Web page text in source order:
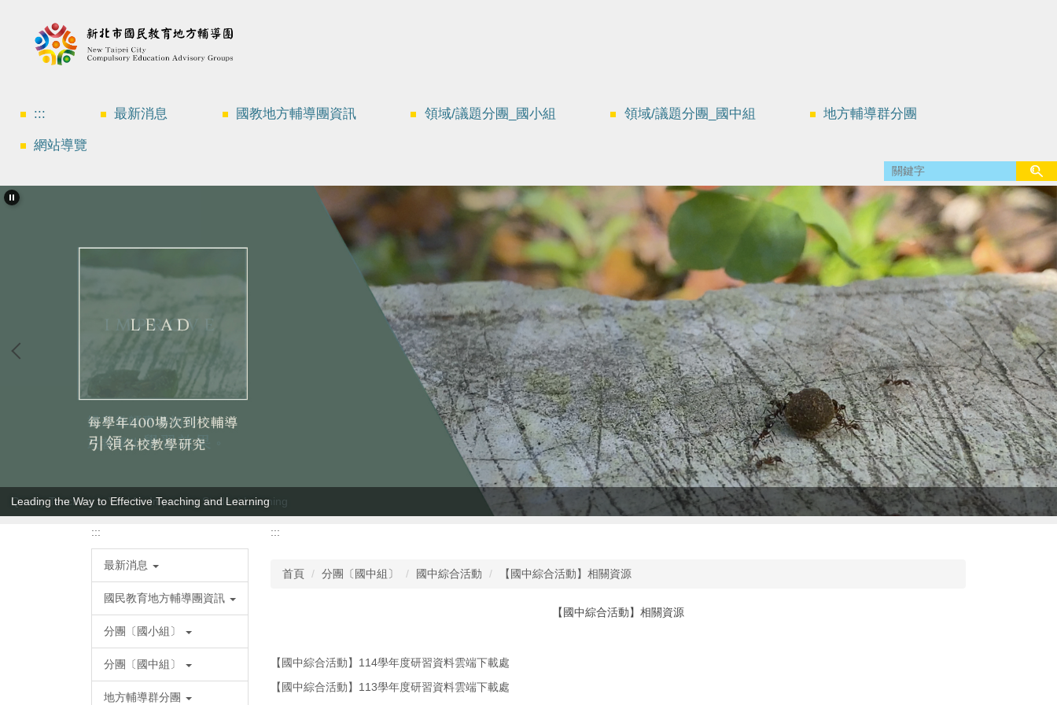
::: 最新消息 國教地方輔導團資訊 領域/議題分團_國小組 領域/議題分團_國中組 地方輔導群分團
網站導覽
Leading the Way to Effective Teaching and Learning
:::
最新消息
國民教育地方輔導團資訊
分團〔國小組〕
分團〔國中組〕
地方輔導群分團
:::
首頁 分團〔國中組〕 國中綜合活動 【國中綜合活動】相關資源
【國中綜合活動】相關資源
【國中綜合活動】114學年度研習資料雲端下載處
【國中綜合活動】113學年度研習資料雲端下載處